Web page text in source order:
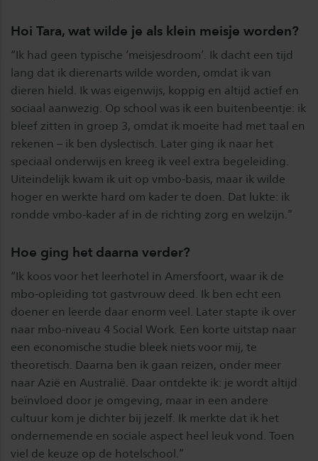
Hoi Tara, wat wilde je als klein meisje worden?
“Ik had geen typische ‘meisjesdroom’. Ik dacht een tijd
lang dat ik dierenarts wilde worden, omdat ik van
dieren hield. Ik was eigenwijs, koppig en altijd actief en
sociaal aanwezig. Op school was ik een buitenbeentje: ik
bleef zitten in groep 3, omdat ik moeite had met taal en
rekenen – ik ben dyslectisch. Later ging ik naar het
speciaal onderwijs en kreeg ik veel extra begeleiding.
Uiteindelijk kwam ik uit op vmbo-basis, maar ik wilde
hoger en werkte hard om kader te doen. Dat lukte: ik
rondde vmbo-kader af in de richting zorg en welzijn.”
Hoe ging het daarna verder?
“Ik koos voor het leerhotel in Amersfoort, waar ik de
mbo-opleiding tot gastvrouw deed. Ik ben echt een
doener en leerde daar enorm veel. Later stapte ik over
naar mbo-niveau 4 Social Work. Een korte uitstap naar
een economische studie bleek niets voor mij, te
theoretisch. Daarna ben ik gaan reizen, onder meer
naar Azië en Australië. Daar ontdekte ik: je wordt altijd
beïnvloed door je omgeving, maar in een andere
cultuur kom je dichter bij jezelf. Ik merkte dat ik het
ondernemende en sociale aspect heel leuk vond. Toen
viel de keuze op de hotelschool.”